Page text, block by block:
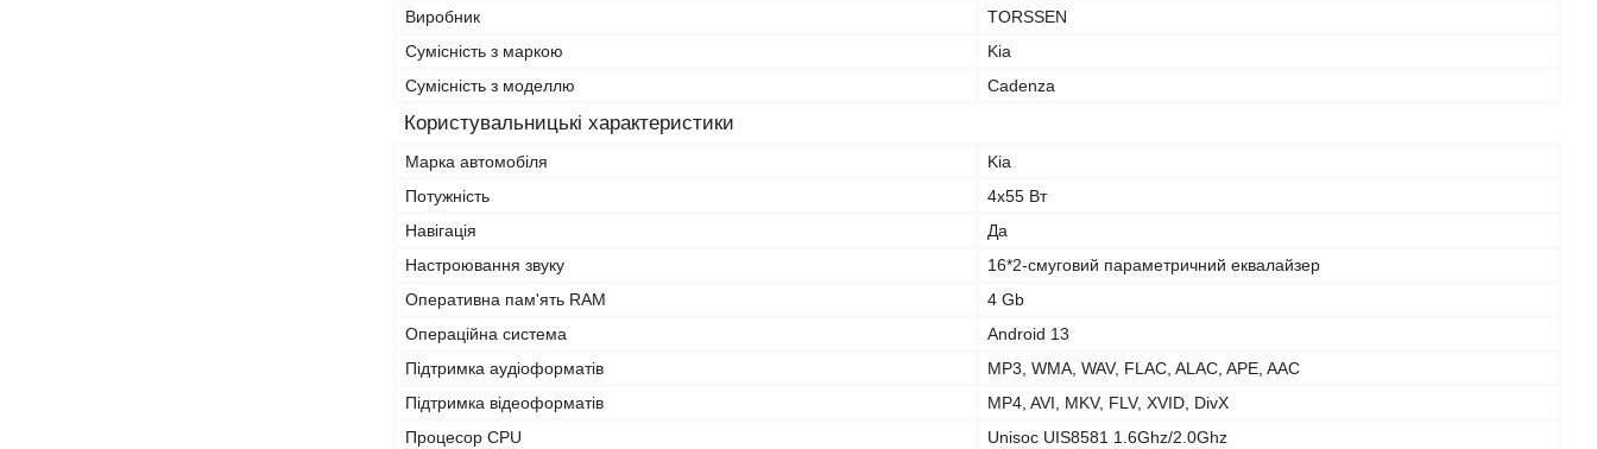
Виробник
TORSSEN
Сумісність з маркою
Kia
Сумісність з моделлю
Cadenza
Користувальницькі характеристики
Марка автомобіля
Kia
Потужність
4х55 Вт
Навігація
Да
Настроювання звуку
16*2-смуговий параметричний еквалайзер
Оперативна пам'ять RAM
4 Gb
Операційна система
Android 13
Підтримка аудіоформатів
MP3, WMA, WAV, FLAC, ALAC, APE, AAC
Підтримка відеоформатів
MP4, AVI, MKV, FLV, XVID, DivX
Процесор CPU
Unisoc UIS8581 1.6Ghz/2.0Ghz